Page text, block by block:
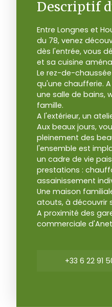
Descriptif
Entre Longnes et
du 78, venez
dès l'entrée, vous
et sa cuisine
Le rez-de-
qu'une chaufferie.
une salle de bains,
famille.
A l'extérieur, un
Aux beaux jours,
pleinement des
l'ensemble est
un cadre de vie
prestations :
assainissement
Une maison
atouts, à découvrir
A proximité des
commerciale
+33 6 22 91